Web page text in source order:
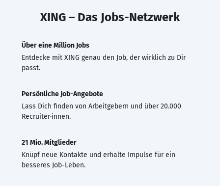
XING – Das Jobs-Netzwerk
Über eine Million Jobs
Entdecke mit XING genau den Job, der wirklich zu Dir
passt.
Persönliche Job-Angebote
Lass Dich finden von Arbeitgebern und über 20.000
Recruiter·innen.
21 Mio. Mitglieder
Knüpf neue Kontakte und erhalte Impulse für ein
besseres Job-Leben.